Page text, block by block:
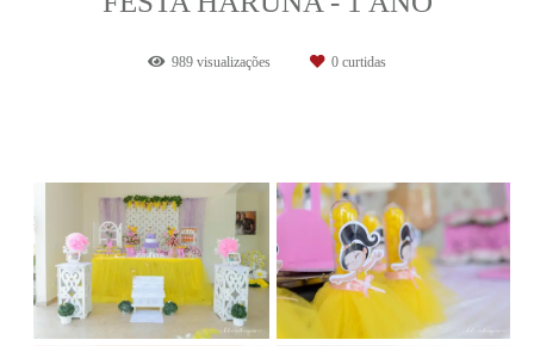
989 visualizações 0 curtidas